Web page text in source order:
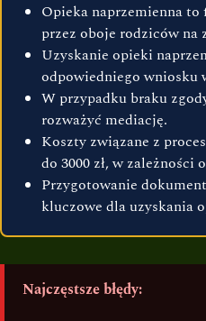
Opieka naprzemienna
przez oboje rodziców na
Uzyskanie opieki
odpowiedniego wniosku
W przypadku braku
rozważyć mediację.
Koszty związane z
do 3000 zł, w zależności
Przygotowanie
kluczowe dla uzyskania
Najczęstsze błędy: